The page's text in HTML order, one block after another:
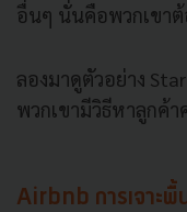
อื่นๆ นั่นคือพวกเขา
ลองมาดูตัวอย่าง
พวกเขามีวิธีหาลูกค้
Airbnb การเจาะพื้